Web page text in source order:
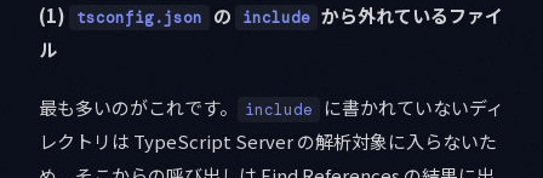
(1) tsconfig.json の include から外れているファイ
ル
最も多いのがこれです。 include
に書かれていないディ
レクトリは TypeScript Server の解析対象に入らないた